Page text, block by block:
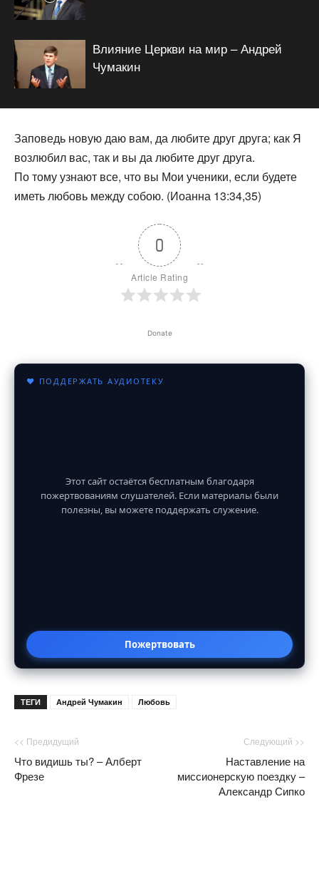
Влияние Церкви на мир – Андрей
Чумакин
Заповедь новую даю вам, да любите друг друга; как Я
возлюбил вас, так и вы да любите друг друга.
По тому узнают все, что вы Мои ученики, если будете
иметь любовь между собою. (Иоанна 13:34,35)
0
Article Rating
Donate
♥ ПОДДЕРЖАТЬ АУДИОТЕКУ
Этот сайт остаётся бесплатным благодаря
пожертвованиям слушателей. Если материалы были
полезны, вы можете поддержать служение.
Пожертвовать
ТЕГИ Андрей Чумакин Любовь
<< Предидущий
Что видишь ты? – Алберт
Фрезе
Следующий >>
Наставление на
миссионерскую поездку –
Александр Сипко